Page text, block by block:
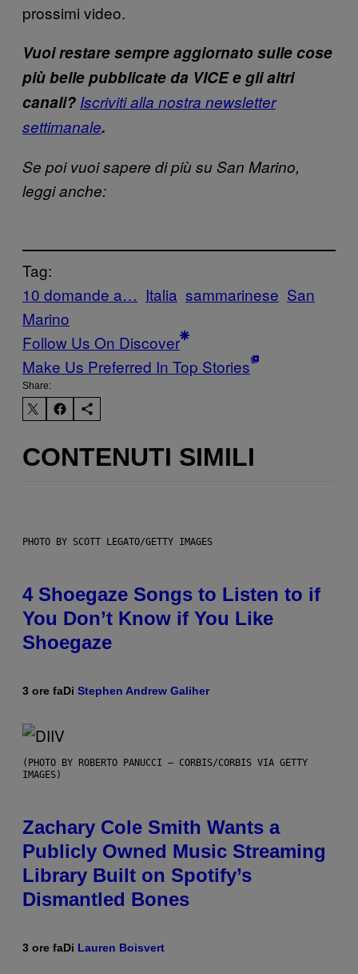
prossimi video.
Vuoi restare sempre aggiornato sulle cose
più belle pubblicate da VICE e gli altri
canali? Iscriviti alla nostra newsletter
settimanale.
Se poi vuoi sapere di più su San Marino,
leggi anche:
Tag:
10 domande a… Italia sammarinese San
Marino
Follow Us On Discover
Make Us Preferred In Top Stories
Share:
CONTENUTI SIMILI
PHOTO BY SCOTT LEGATO/GETTY IMAGES
4 Shoegaze Songs to Listen to if
You Don’t Know if You Like
Shoegaze
3 ore faDi Stephen Andrew Galiher
(PHOTO BY ROBERTO PANUCCI – CORBIS/CORBIS VIA GETTY
IMAGES)
Zachary Cole Smith Wants a
Publicly Owned Music Streaming
Library Built on Spotify’s
Dismantled Bones
3 ore faDi Lauren Boisvert